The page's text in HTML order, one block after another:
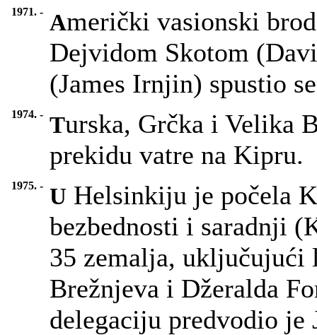
1971. - Američki vasionski
Dejvidom Skotom
(James Irnjin) spustio
1974. - Turska, Grčka i Velika
prekidu vatre na Kipru.
1975. - U Helsinkiju je počela
bezbednosti i saradnji
35 zemalja, uključujući
Brežnjeva i Džeralda
delegaciju predvodio